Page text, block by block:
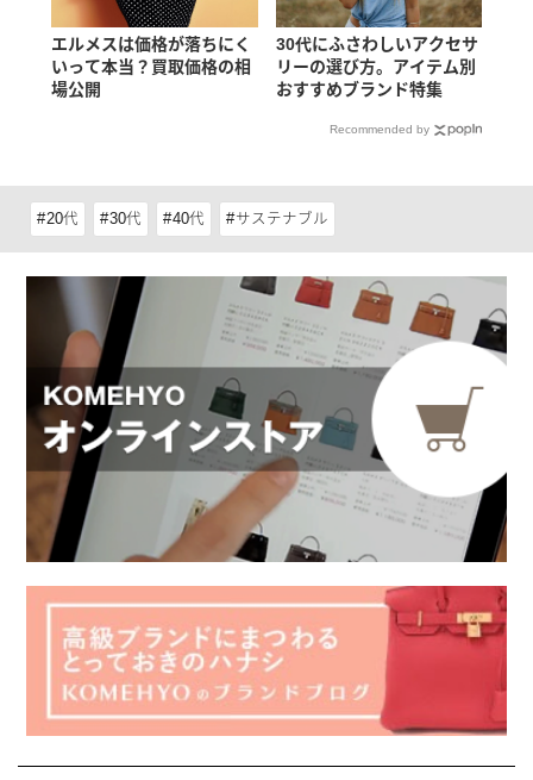
エルメスは価格が落ちにく
いって本当？買取価格の相
場公開
30代にふさわしいアクセサ
リーの選び方。アイテム別
おすすめブランド特集
Recommended by
20代 30代 40代 サステナブル